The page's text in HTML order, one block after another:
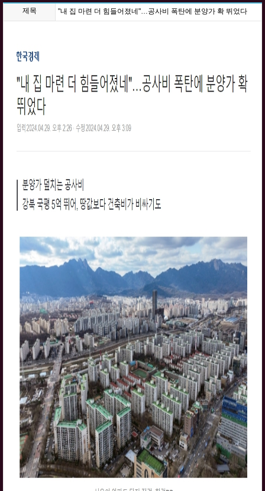
제목 "내 집 마련 더 힘들어졌네"…공사비 폭탄에 분양가 확 뛰었다